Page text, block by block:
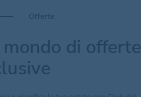
Offerte
di offerte